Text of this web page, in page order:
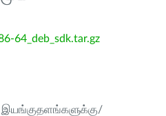
64_deb_sdk.tar.gz
இயங்குதளங்களுக்கு/